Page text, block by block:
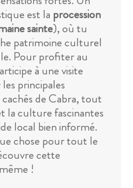
est la procession
sainte), où tu
patrimoine culturel
Pour profiter au
à une visite
principales
de Cabra, tout
la culture fascinantes
local bien informé.
chose pour tout le
cette
!